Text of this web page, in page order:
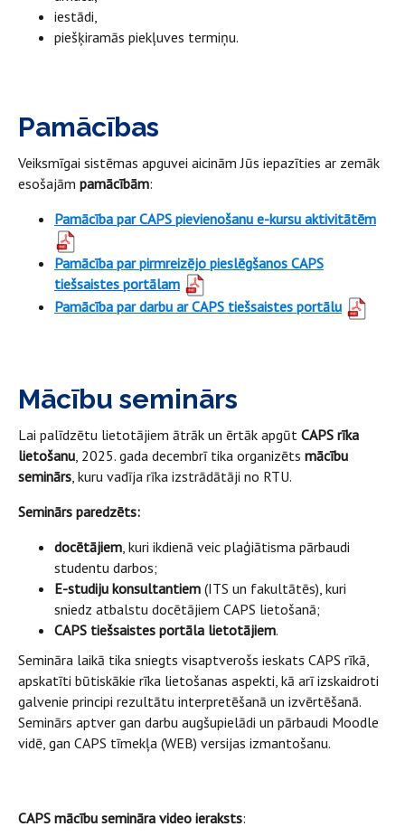
iestādi,
piešķiramās piekļuves termiņu.
Pamācības
Veiksmīgai sistēmas apguvei aicinām Jūs iepazīties ar zemāk
esošajām pamācībām:
Pamācība par CAPS pievienošanu e-kursu aktivitātēm
Pamācība par pirmreizējo pieslēgšanos CAPS
tiešsaistes portālam
Pamācība par darbu ar CAPS tiešsaistes portālu
Mācību seminārs
Lai palīdzētu lietotājiem ātrāk un ērtāk apgūt CAPS rīka
lietošanu , 2025. gada decembrī tika organizēts mācību
seminārs , kuru vadīja rīka izstrādātāji no RTU.
Seminārs paredzēts:
docētājiem , kuri ikdienā veic plaģiātisma pārbaudi
studentu darbos;
E-studiju konsultantiem (ITS un fakultātēs), kuri
sniedz atbalstu docētājiem CAPS lietošanā;
CAPS tiešsaistes portāla lietotājiem.
Semināra laikā tika sniegts visaptverošs ieskats CAPS rīkā,
apskatīti būtiskākie rīka lietošanas aspekti, kā arī izskaidroti
galvenie principi rezultātu interpretēšanā un izvērtēšanā.
Seminārs aptver gan darbu augšupielādi un pārbaudi Moodle
vidē, gan CAPS tīmekļa (WEB) versijas izmantošanu.
CAPS mācību semināra video ieraksts: